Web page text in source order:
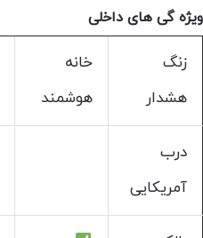
ویژه گی های داخلی
زنگ
هشدار
خانه
هوشمند
درب
آمریکایی